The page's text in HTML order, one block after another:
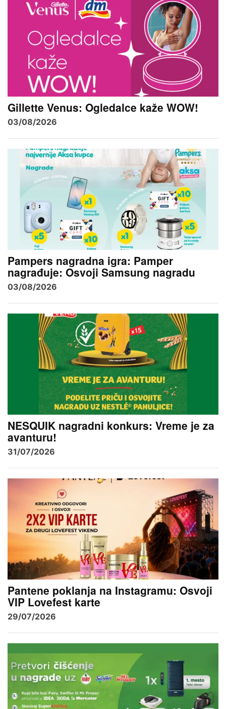
Gillette Venus: Ogledalce kaže WOW!
03/08/2026
Pampers nagradna igra: Pamper
nagrađuje: Osvoji Samsung nagradu
03/08/2026
NESQUIK nagradni konkurs: Vreme je za
avanturu!
31/07/2026
Pantene poklanja na Instagramu: Osvoji
VIP Lovefest karte
29/07/2026